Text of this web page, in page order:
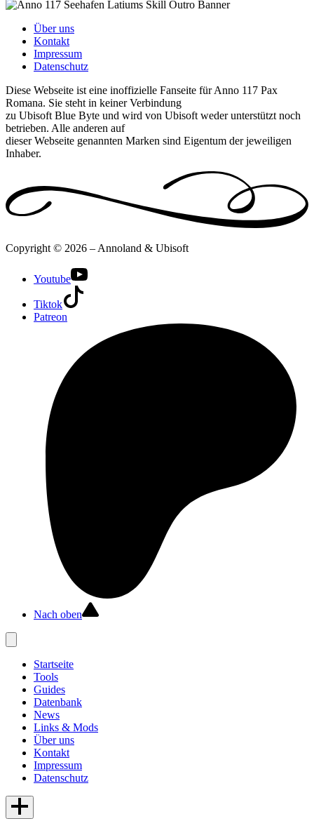
Über uns
Kontakt
Impressum
Datenschutz
Diese Webseite ist eine inoffizielle Fanseite für Anno 117 Pax
Romana. Sie steht in keiner Verbindung
zu Ubisoft Blue Byte und wird von Ubisoft weder unterstützt noch
betrieben. Alle anderen auf
dieser Webseite genannten Marken sind Eigentum der jeweiligen
Inhaber.
Copyright © 2026 – Annoland & Ubisoft
Youtube
Tiktok
Patreon
Nach oben
Startseite
Tools
Guides
Datenbank
News
Links & Mods
Über uns
Kontakt
Impressum
Datenschutz